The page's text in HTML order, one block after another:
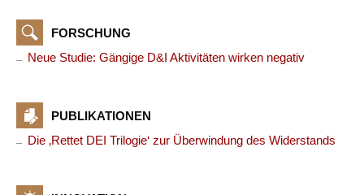
FORSCHUNG
Neue Studie: Gängige D&I Aktivitäten wirken negativ
PUBLIKATIONEN
Die ‚Rettet DEI Trilogie‘ zur Überwindung des Widerstands